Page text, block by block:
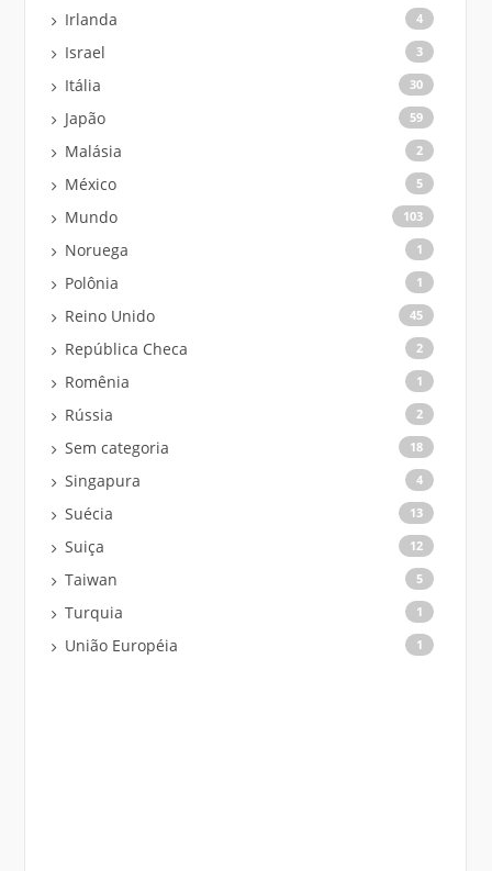
Irlanda 4
Israel 3
Itália 30
Japão 59
Malásia 2
México 5
Mundo 103
Noruega 1
Polônia 1
Reino Unido 45
República Checa 2
Romênia 1
Rússia 2
Sem categoria 18
Singapura 4
Suécia 13
Suiça 12
Taiwan 5
Turquia 1
União Européia 1